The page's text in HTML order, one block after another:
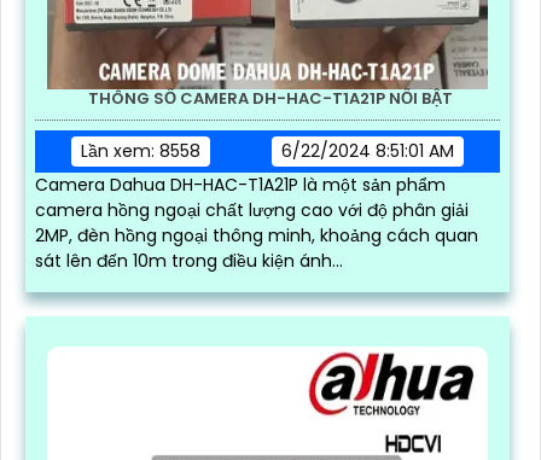
THÔNG SỐ CAMERA DH-HAC-T1A21P NỔI BẬT
Lần xem: 8558
6/22/2024 8:51:01 AM
Camera Dahua DH-HAC-T1A21P là một sản phẩm
camera hồng ngoại chất lượng cao với độ phân giải
2MP, đèn hồng ngoại thông minh, khoảng cách quan
sát lên đến 10m trong điều kiện ánh...